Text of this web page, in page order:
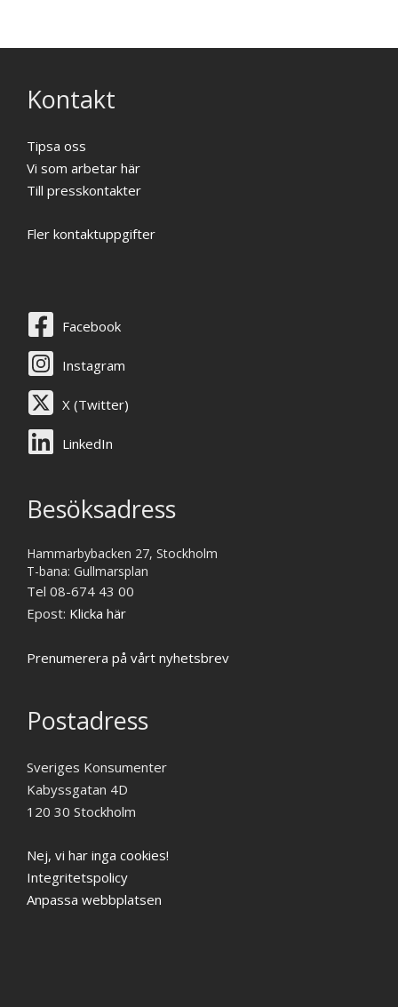
Kontakt
Tipsa oss
Vi som arbetar här
Till presskontakter
Fler kontaktuppgifter
Facebook
Instagram
X (Twitter)
LinkedIn
Besöksadress
Hammarbybacken 27, Stockholm
T-bana: Gullmarsplan
Tel 08-674 43 00
Epost: Klicka här
Prenumerera på vårt nyhetsbrev
Postadress
Sveriges Konsumenter
Kabyssgatan 4D
120 30 Stockholm
Nej, vi har inga cookies!
Integritetspolicy
Anpassa webbplatsen